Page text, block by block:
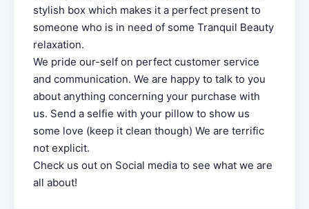
stylish box which makes it a perfect present to
someone who is in need of some Tranquil Beauty
relaxation.
We pride our-self on perfect customer service
and communication. We are happy to talk to you
about anything concerning your purchase with
us. Send a selfie with your pillow to show us
some love (keep it clean though) We are terrific
not explicit.
Check us out on Social media to see what we are
all about!